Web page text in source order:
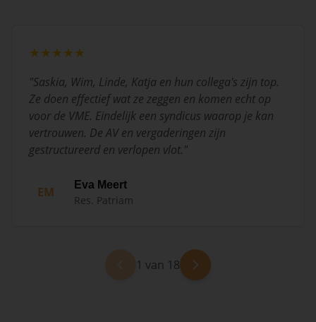
★★★★★
"Saskia, Wim, Linde, Katja en hun collega's zijn top.
Ze doen effectief wat ze zeggen en komen echt op
voor de VME. Eindelijk een syndicus waarop je kan
vertrouwen. De AV en vergaderingen zijn
gestructureerd en verlopen vlot."
EM Eva Meert
Res. Patriam
1 van 18